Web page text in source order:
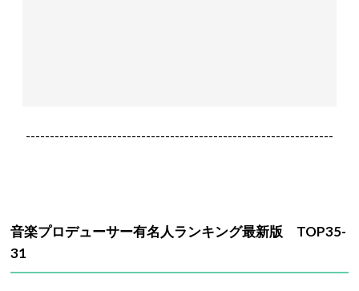
----------------------------------------------------------------
音楽プロデューサー有名人ランキング最新版 TOP35-
31